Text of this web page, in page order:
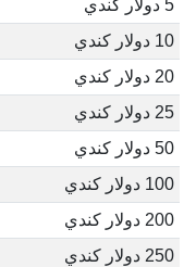
5 دولار كندي
10 دولار كندي
20 دولار كندي
25 دولار كندي
50 دولار كندي
100 دولار كندي
200 دولار كندي
250 دولار كندي